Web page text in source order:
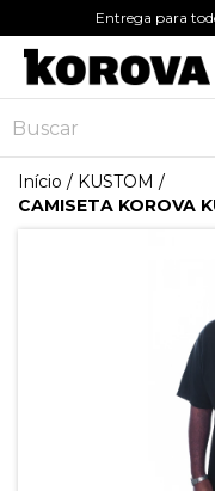
Entrega para
Início / KUSTOM /
CAMISETA KOROVA